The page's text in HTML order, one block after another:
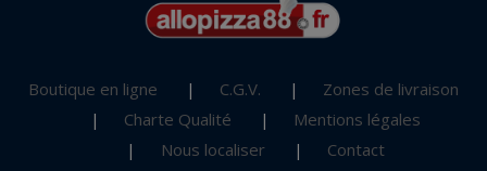
Boutique en ligne C.G.V.
Zones de livraison
Charte Qualité
Mentions légales
Nous localiser
Contact